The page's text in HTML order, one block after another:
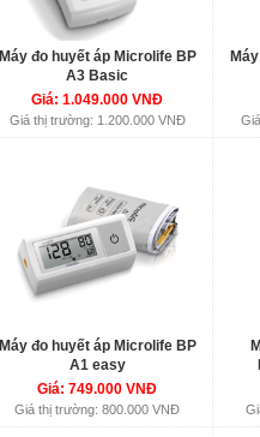
Máy đo huyết áp Microlife BP
A3 Basic
Giá: 1.049.000 VNĐ
Giá thị trường: 1.200.000 VNĐ
Máy đo huyết áp Microlife BP
A1 easy
Giá: 749.000 VNĐ
Giá thị trường: 800.000 VNĐ